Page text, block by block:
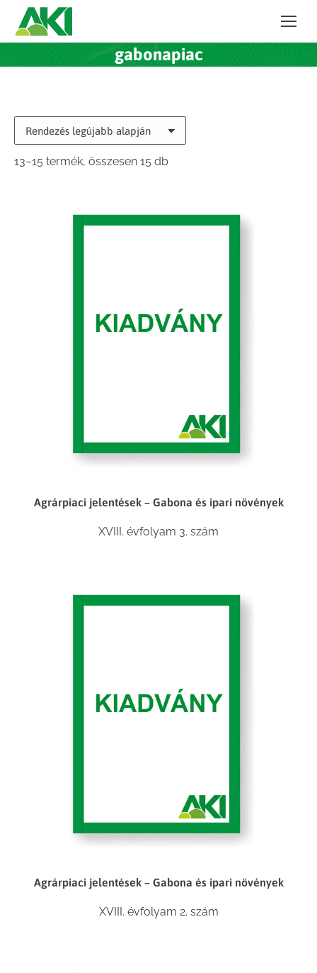
gabonapiac
13–15 termék, összesen 15 dbSorted
Agrárpiaci jelentések – Gabona és ipari növények
XVIII. évfolyam 3. szám
Agrárpiaci jelentések – Gabona és ipari növények
XVIII. évfolyam 2. szám